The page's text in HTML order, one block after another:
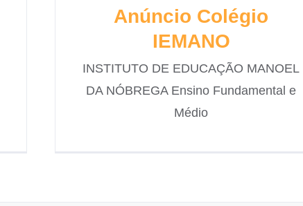
Anúncio Colégio
IEMANO
INSTITUTO DE EDUCAÇÃO MANOEL
DA NÓBREGA Ensino Fundamental e
Médio